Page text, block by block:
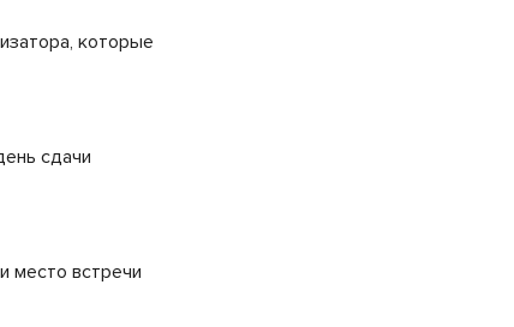
которые
сдачи
место встречи